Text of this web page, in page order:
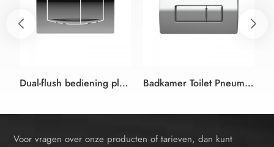
Dual-flush bediening plaat voor verborgen put Badkamer Toilet Pneumatische Flush Plaat voor een Verborgen Put
Voor vragen over onze producten of tarieven, dan kunt